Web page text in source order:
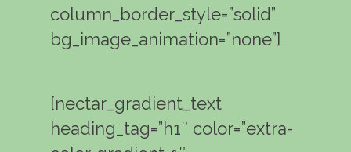
column_border_style=”solid”
bg_image_animation=”none”]
[nectar_gradient_text
heading_tag=”h1″ color=”extra-